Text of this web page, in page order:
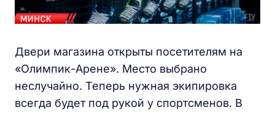
Двери магазина открыты посетителям на
«Олимпик-Арене». Место выбрано
неслучайно. Теперь нужная экипировка
всегда будет под рукой у спортсменов. В